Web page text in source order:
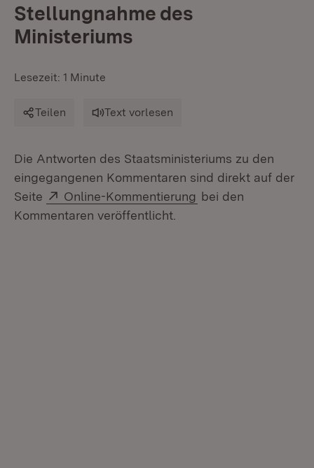
Stellungnahme des
Ministeriums
Lesezeit: 1 Minute
Teilen Text vorlesen
Die Antworten des Staatsministeriums zu den
eingegangenen Kommentaren sind direkt auf der
Seite
Extern:
Online-Kommentierung (Öffnet in neuem
bei den
Kommentaren veröffentlicht.